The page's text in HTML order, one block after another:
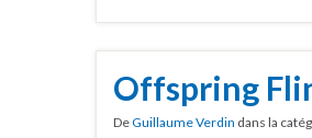
Offspring
DeGuillaume Verdin dans la